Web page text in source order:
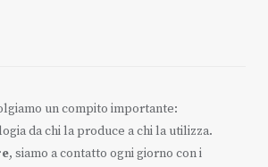
un compito importante:
da chi la produce a chi la utilizza.
, siamo a contatto ogni giorno con i